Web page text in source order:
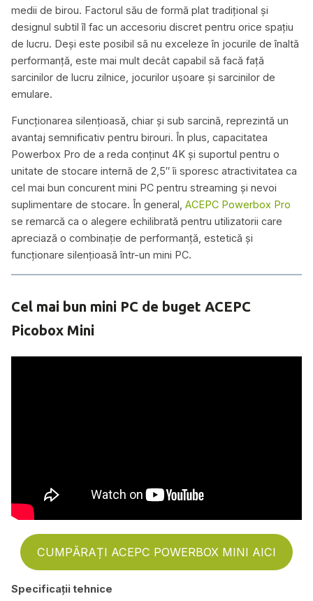
medii de birou. Factorul său de formă plat tradițional și
designul subtil îl fac un accesoriu discret pentru orice spațiu
de lucru. Deși este posibil să nu exceleze în jocurile de înaltă
performanță, este mai mult decât capabil să facă față
sarcinilor de lucru zilnice, jocurilor ușoare și sarcinilor de
emulare.
Funcționarea silențioasă, chiar și sub sarcină, reprezintă un
avantaj semnificativ pentru birouri. În plus, capacitatea
Powerbox Pro de a reda conținut 4K și suportul pentru o
unitate de stocare internă de 2,5″ îi sporesc atractivitatea ca
cel mai bun concurent mini PC pentru streaming și nevoi
suplimentare de stocare. În general, ACEPC Powerbox Pro
se remarcă ca o alegere echilibrată pentru utilizatorii care
apreciază o combinație de performanță, estetică și
funcționare silențioasă într-un mini PC.
Cel mai bun mini PC de buget ACEPC
Picobox Mini
CUMPĂRAȚI ACEPC POWERBOX MINI AICI
Specificații tehnice